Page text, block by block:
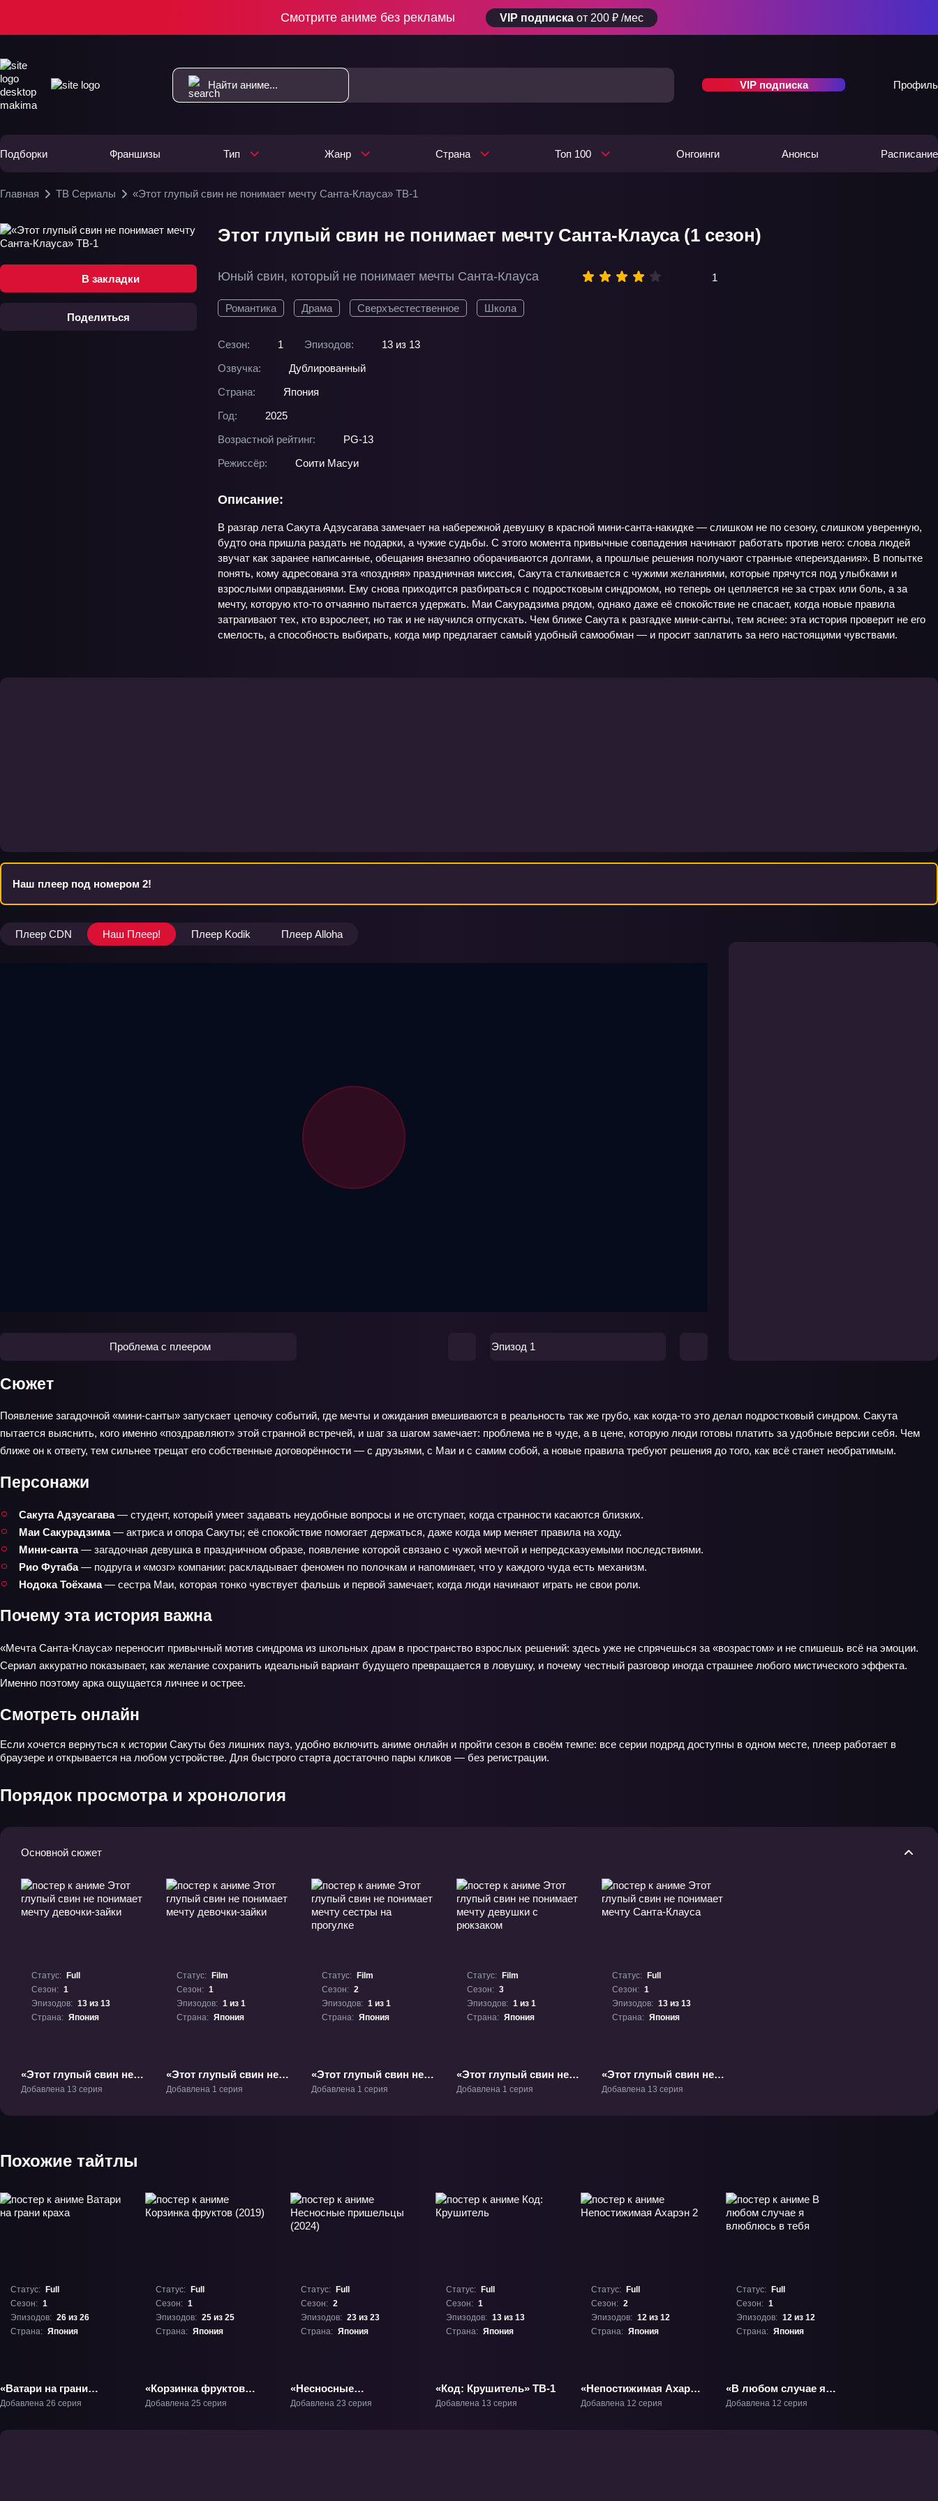
Смотрите аниме без рекламы VIP подписка от 200 ₽ /мес
VIP подписка Профиль
Подборки Франшизы Тип Жанр Страна Топ 100 Онгоинги Анонсы Расписание
Главная ТВ Сериалы «Этот глупый свин не понимает мечту Санта-Клауса» ТВ-1
В закладки
Поделиться
Этот глупый свин не понимает мечту Санта-Клауса (1 сезон)
Юный свин, который не понимает мечты Санта-Клауса 1
Романтика Драма Сверхъестественное Школа
Сезон: 1 Эпизодов:
13 из 13
Озвучка:
Дублированный
Страна:
Япония
Год:
2025
Возрастной рейтинг:
PG-13
Режиссёр:
Соити Масуи
Описание:
В разгар лета Сакута Адзусагава замечает на набережной девушку в красной мини-санта‑накидке — слишком не по сезону, слишком уверенную,
будто она пришла раздать не подарки, а чужие судьбы. С этого момента привычные совпадения начинают работать против него: слова людей
звучат как заранее написанные, обещания внезапно оборачиваются долгами, а прошлые решения получают странные «переиздания». В попытке
понять, кому адресована эта «поздняя» праздничная миссия, Сакута сталкивается с чужими желаниями, которые прячутся под улыбками и
взрослыми оправданиями. Ему снова приходится разбираться с подростковым синдромом, но теперь он цепляется не за страх или боль, а за
мечту, которую кто‑то отчаянно пытается удержать. Маи Сакурадзима рядом, однако даже её спокойствие не спасает, когда новые правила
затрагивают тех, кто взрослеет, но так и не научился отпускать. Чем ближе Сакута к разгадке мини-санты, тем яснее: эта история проверит не его
смелость, а способность выбирать, когда мир предлагает самый удобный самообман — и просит заплатить за него настоящими чувствами.
Наш плеер под номером 2!
Плеер CDN Наш Плеер! Плеер Kodik Плеер Alloha
Проблема с плеером Эпизод 1
Сюжет
Появление загадочной «мини-санты» запускает цепочку событий, где мечты и ожидания вмешиваются в реальность так же грубо, как когда‑то это делал подростковый синдром. Сакута
пытается выяснить, кого именно «поздравляют» этой странной встречей, и шаг за шагом замечает: проблема не в чуде, а в цене, которую люди готовы платить за удобные версии себя. Чем
ближе он к ответу, тем сильнее трещат его собственные договорённости — с друзьями, с Маи и с самим собой, а новые правила требуют решения до того, как всё станет необратимым.
Персонажи
Сакута Адзусагава— студент, который умеет задавать неудобные вопросы и не отступает, когда странности касаются близких.
Маи Сакурадзима— актриса и опора Сакуты; её спокойствие помогает держаться, даже когда мир меняет правила на ходу.
Мини-санта— загадочная девушка в праздничном образе, появление которой связано с чужой мечтой и непредсказуемыми последствиями.
Рио Футаба— подруга и «мозг» компании: раскладывает феномен по полочкам и напоминает, что у каждого чуда есть механизм.
Нодока Тоёхама— сестра Маи, которая тонко чувствует фальшь и первой замечает, когда люди начинают играть не свои роли.
Почему эта история важна
«Мечта Санта‑Клауса» переносит привычный мотив синдрома из школьных драм в пространство взрослых решений: здесь уже не спрячешься за «возрастом» и не спишешь всё на эмоции.
Сериал аккуратно показывает, как желание сохранить идеальный вариант будущего превращается в ловушку, и почему честный разговор иногда страшнее любого мистического эффекта.
Именно поэтому арка ощущается личнее и острее.
Смотреть онлайн
Если хочется вернуться к истории Сакуты без лишних пауз, удобно включить аниме онлайн и пройти сезон в своём темпе: все серии подряд доступны в одном месте, плеер работает в
браузере и открывается на любом устройстве. Для быстрого старта достаточно пары кликов — без регистрации.
Порядок просмотра и хронология
Основной сюжет
Статус:
Full
Сезон: 1
Эпизодов: 13 из 13
Страна: Япония
«Этот глупый свин не
понимает мечту
Добавлена 13 серия
Статус:
Film
Сезон: 1
Эпизодов: 1 из 1
Страна: Япония
«Этот глупый свин не
понимает мечту
Добавлена 1 серия
Статус:
Film
Сезон: 2
Эпизодов: 1 из 1
Страна: Япония
«Этот глупый свин не
понимает мечту сестры
Добавлена 1 серия
Статус:
Film
Сезон: 3
Эпизодов: 1 из 1
Страна: Япония
«Этот глупый свин не
понимает мечту
Добавлена 1 серия
Статус:
Full
Сезон: 1
Эпизодов: 13 из 13
Страна: Япония
«Этот глупый свин не
понимает мечту Санта-
Добавлена 13 серия
Похожие тайтлы
Статус:
Full
Сезон: 1
Эпизодов: 26 из 26
Страна: Япония
«Ватари на грани
краха» ТВ-1
Добавлена 26 серия
Статус:
Full
Сезон: 1
Эпизодов: 25 из 25
Страна: Япония
«Корзинка фруктов
(2019)» ТВ-1
Добавлена 25 серия
Статус:
Full
Сезон: 2
Эпизодов: 23 из 23
Страна: Япония
«Несносные
пришельцы (2024)»
Добавлена 23 серия
Статус:
Full
Сезон: 1
Эпизодов: 13 из 13
Страна: Япония
«Код: Крушитель» ТВ-1
Добавлена 13 серия
Статус:
Full
Сезон: 2
Эпизодов: 12 из 12
Страна: Япония
«Непостижимая Ахарэн
2» ТВ-2
Добавлена 12 серия
Статус:
Full
Сезон: 1
Эпизодов: 12 из 12
Страна: Япония
«В любом случае я
влюблюсь в тебя» ТВ-1
Добавлена 12 серия